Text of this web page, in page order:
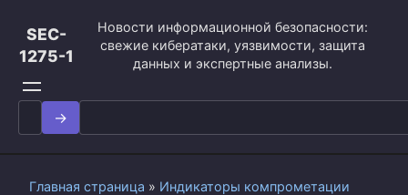
контенту
SEC-
1275-1
Новости информационной безопасности:
свежие кибератаки, уязвимости, защита
данных и экспертные анализы.
Search
for:
Главная страница » Индикаторы компрометации